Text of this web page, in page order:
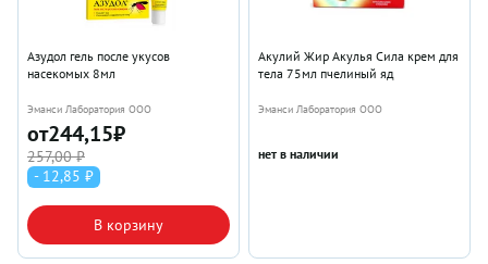
Азудол гель после укусов
насекомых 8мл
Эманси Лаборатория ООО
от244,15₽
257,00 ₽
- 12,85 ₽
В корзину
Акулий Жир Акулья Сила крем для
тела 75мл пчелиный яд
Эманси Лаборатория ООО
нет в наличии